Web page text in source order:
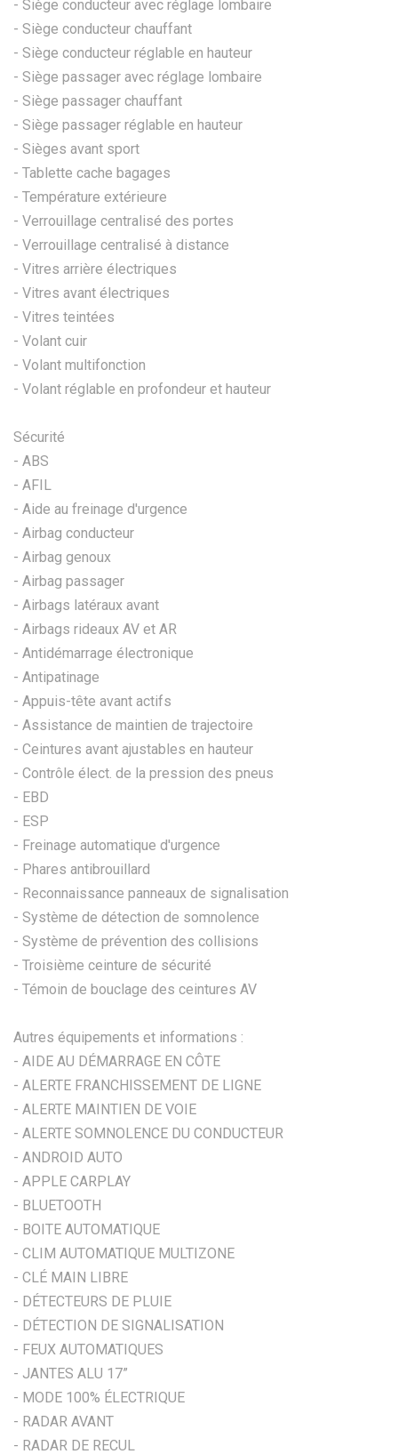
- Siège conducteur avec réglage lombaire
- Siège conducteur chauffant
- Siège conducteur réglable en hauteur
- Siège passager avec réglage lombaire
- Siège passager chauffant
- Siège passager réglable en hauteur
- Sièges avant sport
- Tablette cache bagages
- Température extérieure
- Verrouillage centralisé des portes
- Verrouillage centralisé à distance
- Vitres arrière électriques
- Vitres avant électriques
- Vitres teintées
- Volant cuir
- Volant multifonction
- Volant réglable en profondeur et hauteur
Sécurité
- ABS
- AFIL
- Aide au freinage d'urgence
- Airbag conducteur
- Airbag genoux
- Airbag passager
- Airbags latéraux avant
- Airbags rideaux AV et AR
- Antidémarrage électronique
- Antipatinage
- Appuis-tête avant actifs
- Assistance de maintien de trajectoire
- Ceintures avant ajustables en hauteur
- Contrôle élect. de la pression des pneus
- EBD
- ESP
- Freinage automatique d'urgence
- Phares antibrouillard
- Reconnaissance panneaux de signalisation
- Système de détection de somnolence
- Système de prévention des collisions
- Troisième ceinture de sécurité
- Témoin de bouclage des ceintures AV
Autres équipements et informations :
- AIDE AU DÉMARRAGE EN CÔTE
- ALERTE FRANCHISSEMENT DE LIGNE
- ALERTE MAINTIEN DE VOIE
- ALERTE SOMNOLENCE DU CONDUCTEUR
- ANDROID AUTO
- APPLE CARPLAY
- BLUETOOTH
- BOITE AUTOMATIQUE
- CLIM AUTOMATIQUE MULTIZONE
- CLÉ MAIN LIBRE
- DÉTECTEURS DE PLUIE
- DÉTECTION DE SIGNALISATION
- FEUX AUTOMATIQUES
- JANTES ALU 17”
- MODE 100% ÉLECTRIQUE
- RADAR AVANT
- RADAR DE RECUL